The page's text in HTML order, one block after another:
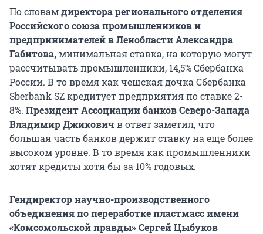
По словамдиректора регионального отделения
Российского союза промышленников и
предпринимателей в Ленобласти Александра
Габитова,минимальная ставка, на которую могут
рассчитывать промышленники, 14,5% Сбербанка
России. В то время как чешская дочка Сбербанка
Sberbank SZ кредитует предприятия по ставке 2-
8%. Президент Ассоциации банков Северо-Запада
Владимир Джиковичв ответ заметил, что
большая часть банков держит ставку на еще более
высоком уровне. В то время как промышленники
хотят кредиты хотя бы за 10% годовых.
Гендиректор научно-производственного
объединения по переработке пластмасс имени
«Комсомольской правды» Сергей Цыбуков